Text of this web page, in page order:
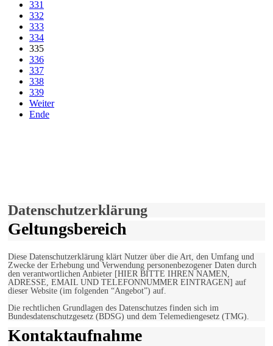
331
332
333
334
335
336
337
338
339
Weiter
Ende
Datenschutzerklärung
Geltungsbereich
Diese Datenschutzerklärung klärt Nutzer über die Art, den Umfang und
Zwecke der Erhebung und Verwendung personenbezogener Daten durch
den verantwortlichen Anbieter [HIER BITTE IHREN NAMEN,
ADRESSE, EMAIL UND TELEFONNUMMER EINTRAGEN] auf
dieser Website (im folgenden “Angebot”) auf.
Die rechtlichen Grundlagen des Datenschutzes finden sich im
Bundesdatenschutzgesetz (BDSG) und dem Telemediengesetz (TMG).
Kontaktaufnahme